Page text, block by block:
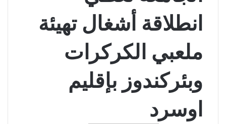
انطلاقة أشغال تهيئة
ملعبي الكركرات
وبئركندوز بإقليم
اوسرد